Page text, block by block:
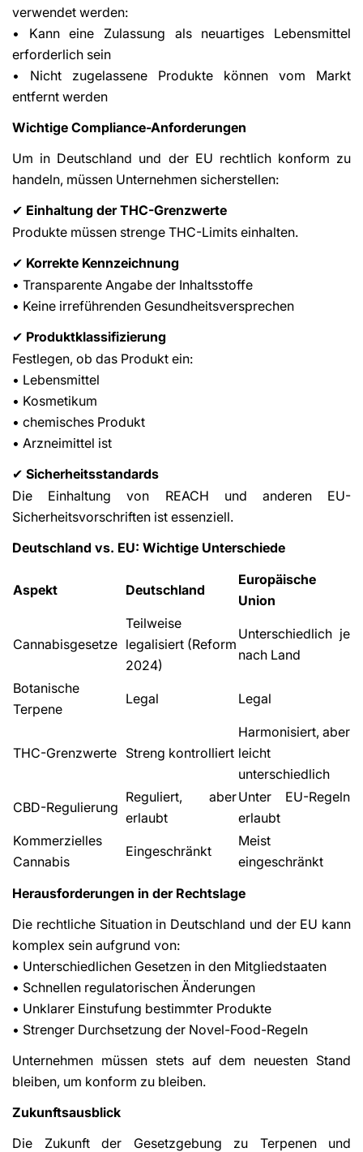
verwendet werden:
• Kann eine Zulassung als neuartiges Lebensmittel
erforderlich sein
• Nicht zugelassene Produkte können vom Markt
entfernt werden
Wichtige Compliance-Anforderungen
Um in Deutschland und der EU rechtlich konform zu
handeln, müssen Unternehmen sicherstellen:
✔ Einhaltung der THC-Grenzwerte
Produkte müssen strenge THC-Limits einhalten.
✔ Korrekte Kennzeichnung
• Transparente Angabe der Inhaltsstoffe
• Keine irreführenden Gesundheitsversprechen
✔ Produktklassifizierung
Festlegen, ob das Produkt ein:
• Lebensmittel
• Kosmetikum
• chemisches Produkt
• Arzneimittel ist
✔ Sicherheitsstandards
Die Einhaltung von REACH und anderen EU-
Sicherheitsvorschriften ist essenziell.
Deutschland vs. EU: Wichtige Unterschiede
Aspekt Deutschland
Europäische
Union
Cannabisgesetze
Teilweise
legalisiert (Reform
2024)
Unterschiedlich je
nach Land
Botanische
Terpene
Legal Legal
THC-Grenzwerte Streng kontrolliert
Harmonisiert, aber
leicht
unterschiedlich
CBD-Regulierung
Reguliert, aber
erlaubt
Unter EU-Regeln
erlaubt
Kommerzielles
Cannabis
Eingeschränkt
Meist
eingeschränkt
Herausforderungen in der Rechtslage
Die rechtliche Situation in Deutschland und der EU kann
komplex sein aufgrund von:
• Unterschiedlichen Gesetzen in den Mitgliedstaaten
• Schnellen regulatorischen Änderungen
• Unklarer Einstufung bestimmter Produkte
• Strenger Durchsetzung der Novel-Food-Regeln
Unternehmen müssen stets auf dem neuesten Stand
bleiben, um konform zu bleiben.
Zukunftsausblick
Die Zukunft der Gesetzgebung zu Terpenen und